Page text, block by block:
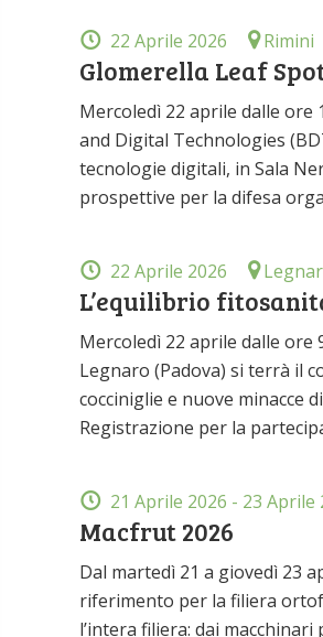
22 Aprile 2026 Rimini
Glomerella Leaf
Mercoledì 22 aprile dalle ore
and Digital Technologies
tecnologie digitali, in Sala
prospettive per la difesa
22 Aprile 2026
L’equilibrio
Mercoledì 22 aprile dalle ore
Legnaro (Padova) si terrà il
cocciniglie e nuove minacce
Registrazione per la
21 Aprile 2026 - 23 Aprile
Macfrut 2026
Dal martedì 21 a giovedì 23
riferimento per la filiera
l’intera filiera: dai